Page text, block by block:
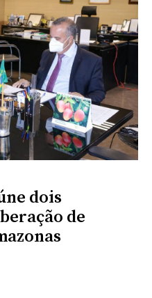
dois
de